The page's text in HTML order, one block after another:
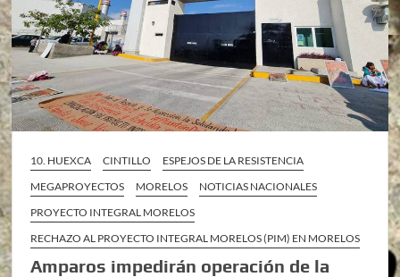
10. HUEXCA CINTILLO
ESPEJOS DE LA RESISTENCIA
MEGAPROYECTOS
MORELOS
NOTICIAS NACIONALES
PROYECTO INTEGRAL MORELOS
RECHAZO AL PROYECTO INTEGRAL MORELOS (PIM) EN MORELOS
Amparos impedirán operación de la